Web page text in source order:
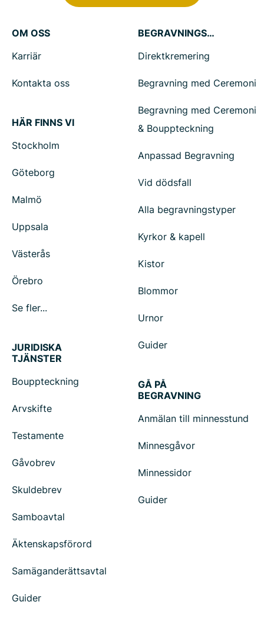
OM OSS
Karriär
Kontakta oss
HÄR FINNS VI
Stockholm
Göteborg
Malmö
Uppsala
Västerås
Örebro
Se fler...
BEGRAVNINGSTJÄNSTER
Direktkremering
Begravning med Ceremoni
Begravning med Ceremoni
& Bouppteckning
Anpassad Begravning
Vid dödsfall
Alla begravningstyper
Kyrkor & kapell
Kistor
Blommor
Urnor
Guider
JURIDISKA
TJÄNSTER
Bouppteckning
Arvskifte
Testamente
Gåvobrev
Skuldebrev
Samboavtal
Äktenskapsförord
Samäganderättsavtal
Guider
GÅ PÅ
BEGRAVNING
Anmälan till minnesstund
Minnesgåvor
Minnessidor
Guider